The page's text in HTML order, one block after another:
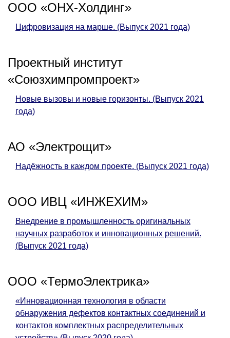
ООО «ОНХ-Холдинг»
Цифровизация на марше. (Выпуск 2021 года)
Проектный институт
«Союзхимпромпроект»
Новые вызовы и новые горизонты. (Выпуск 2021
года)
АО «Электрощит»
Надёжность в каждом проекте. (Выпуск 2021 года)
ООО ИВЦ «ИНЖЕХИМ»
Внедрение в промышленность оригинальных
научных разработок и инновационных решений.
(Выпуск 2021 года)
ООО «ТермоЭлектрика»
«Инновационная технология в области
обнаружения дефектов контактных соединений и
контактов комплектных распределительных